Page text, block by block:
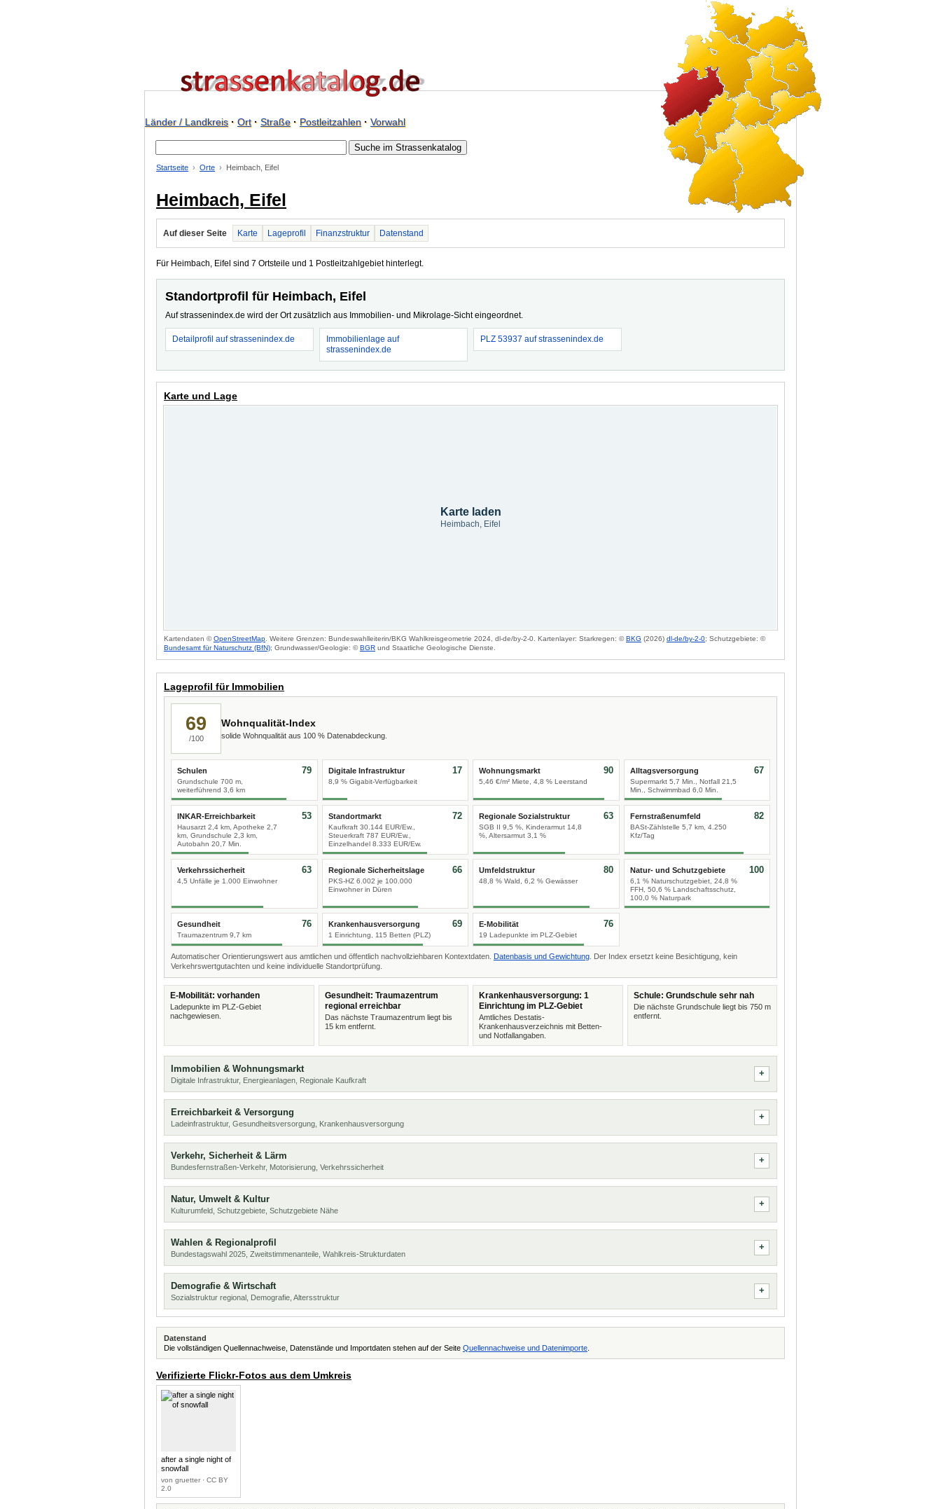
Länder / Landkreis· Ort· Straße· Postleitzahlen· Vorwahl
Startseite Orte Heimbach, Eifel
Heimbach, Eifel
Auf dieser Seite Karte Lageprofil Finanzstruktur Datenstand
Für Heimbach, Eifel sind 7 Ortsteile und 1 Postleitzahlgebiet hinterlegt.
Standortprofil für Heimbach, Eifel
Auf strassenindex.de wird der Ort zusätzlich aus Immobilien- und Mikrolage-Sicht eingeordnet.
Detailprofil auf strassenindex.de
Immobilienlage auf
strassenindex.de
PLZ 53937 auf strassenindex.de
Karte und Lage
Karte laden
Heimbach, Eifel
Kartendaten ©OpenStreetMap . Weitere Grenzen: Bundeswahlleiterin/BKG Wahlkreisgeometrie 2024, dl-de/by-2-0. Kartenlayer: Starkregen: ©BKG (2026) dl-de/by-2-0; Schutzgebiete: ©
Bundesamt für Naturschutz (BfN); Grundwasser/Geologie: ©BGR und Staatliche Geologische Dienste.
Lageprofil für Immobilien
69
/100
Wohnqualität-Index
solide Wohnqualität aus 100 % Datenabdeckung.
Schulen
Grundschule 700 m,
weiterführend 3,6 km
79 Digitale Infrastruktur
8,9 % Gigabit-Verfügbarkeit
17 Wohnungsmarkt
5,46 €/m² Miete, 4,8 % Leerstand
90 Alltagsversorgung
Supermarkt 5,7 Min., Notfall 21,5
Min., Schwimmbad 6,0 Min.
67
INKAR-Erreichbarkeit
Hausarzt 2,4 km, Apotheke 2,7
km, Grundschule 2,3 km,
Autobahn 20,7 Min.
53 Standortmarkt
Kaufkraft 30.144 EUR/Ew.,
Steuerkraft 787 EUR/Ew.,
Einzelhandel 8.333 EUR/Ew.
72 Regionale Sozialstruktur
SGB II 9,5 %, Kinderarmut 14,8
%, Altersarmut 3,1 %
63 Fernstraßenumfeld
BASt-Zählstelle 5,7 km, 4.250
Kfz/Tag
82
Verkehrssicherheit
4,5 Unfälle je 1.000 Einwohner
63 Regionale Sicherheitslage
PKS-HZ 6.002 je 100.000
Einwohner in Düren
66 Umfeldstruktur
48,8 % Wald, 6,2 % Gewässer
80 Natur- und Schutzgebiete
6,1 % Naturschutzgebiet, 24,8 %
FFH, 50,6 % Landschaftsschutz,
100,0 % Naturpark
100
Gesundheit
Traumazentrum 9,7 km
76 Krankenhausversorgung
1 Einrichtung, 115 Betten (PLZ)
69 E-Mobilität
19 Ladepunkte im PLZ-Gebiet
76
Automatischer Orientierungswert aus amtlichen und öffentlich nachvollziehbaren Kontextdaten. Datenbasis und Gewichtung . Der Index ersetzt keine Besichtigung, kein
Verkehrswertgutachten und keine individuelle Standortprüfung.
E-Mobilität: vorhanden
Ladepunkte im PLZ-Gebiet
nachgewiesen.
Gesundheit: Traumazentrum
regional erreichbar
Das nächste Traumazentrum liegt bis
15 km entfernt.
Krankenhausversorgung: 1
Einrichtung im PLZ-Gebiet
Amtliches Destatis-
Krankenhausverzeichnis mit Betten-
und Notfallangaben.
Schule: Grundschule sehr nah
Die nächste Grundschule liegt bis 750 m
entfernt.
Immobilien & Wohnungsmarkt
Digitale Infrastruktur, Energieanlagen, Regionale Kaufkraft
Erreichbarkeit & Versorgung
Ladeinfrastruktur, Gesundheitsversorgung, Krankenhausversorgung
Verkehr, Sicherheit & Lärm
Bundesfernstraßen-Verkehr, Motorisierung, Verkehrssicherheit
Natur, Umwelt & Kultur
Kulturumfeld, Schutzgebiete, Schutzgebiete Nähe
Wahlen & Regionalprofil
Bundestagswahl 2025, Zweitstimmenanteile, Wahlkreis-Strukturdaten
Demografie & Wirtschaft
Sozialstruktur regional, Demografie, Altersstruktur
Datenstand
Die vollständigen Quellennachweise, Datenstände und Importdaten stehen auf der Seite Quellennachweise und Datenimporte
Verifizierte Flickr-Fotos aus dem Umkreis
after a single night of
snowfall
von gruetter · CC BY
2.0